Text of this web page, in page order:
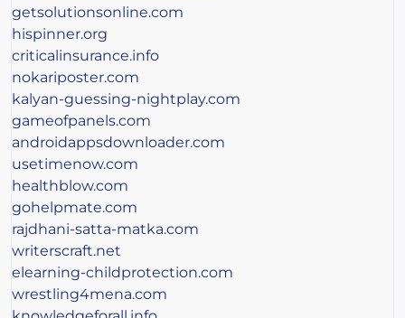
getsolutionsonline.com
hispinner.org
criticalinsurance.info
nokariposter.com
kalyan-guessing-nightplay.com
gameofpanels.com
androidappsdownloader.com
usetimenow.com
healthblow.com
gohelpmate.com
rajdhani-satta-matka.com
writerscraft.net
elearning-childprotection.com
wrestling4mena.com